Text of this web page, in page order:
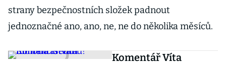
strany bezpečnostních složek padnout
jednoznačné ano, ano, ne, ne do několika měsíců.
Komentář Víta